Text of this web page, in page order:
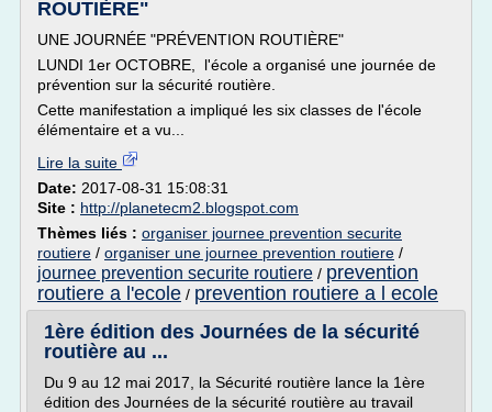
ROUTIÈRE"
UNE JOURNÉE "PRÉVENTION ROUTIÈRE"
LUNDI 1er OCTOBRE, l'école a organisé une journée de
prévention sur la sécurité routière.
Cette manifestation a impliqué les six classes de l'école
élémentaire et a vu...
Lire la suite
Date: 2017-08-31 15:08:31
Site : http://planetecm2.blogspot.com
Thèmes liés : organiser journee prevention securite
routiere / organiser une journee prevention routiere /
journee prevention securite routiere / prevention
routiere a l'ecole / prevention routiere a l ecole
1ère édition des Journées de la sécurité
routière au ...
Du 9 au 12 mai 2017, la Sécurité routière lance la 1ère
édition des Journées de la sécurité routière au travail